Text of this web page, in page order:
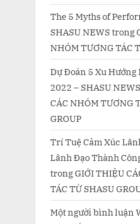
The 5 Myths of
SHASU NEWS trong
NHÓM TƯƠNG TÁC
Dự Đoán 5 Xu Hướng
2022 – SHASU NEWS
CÁC NHÓM TƯƠNG
GROUP
Trí Tuệ Cảm Xúc
Lãnh Đạo Thành
trongGIỚI THIỆU
TÁC TỪ SHASU
Một người bình luận